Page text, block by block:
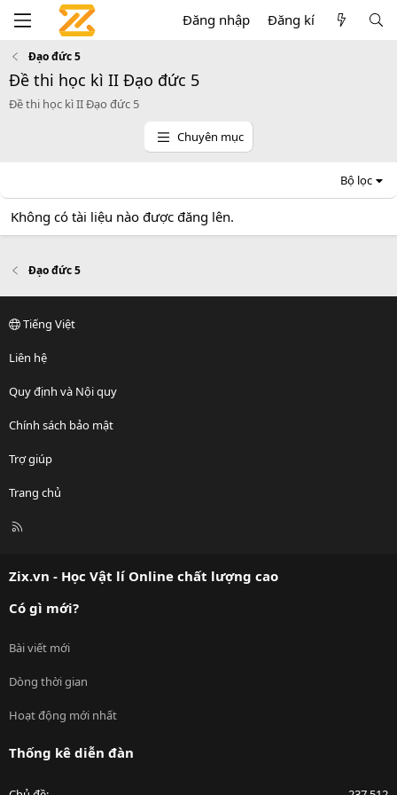
Đăng nhập Đăng kí
Đạo đức 5
Đề thi học kì II Đạo đức 5
Đề thi học kì II Đạo đức 5
Chuyên mục
Bộ lọc
Không có tài liệu nào được đăng lên.
Đạo đức 5
Tiếng Việt
Liên hệ
Quy định và Nội quy
Chính sách bảo mật
Trợ giúp
Trang chủ
R
Zix.vn - Học Vật lí Online chất lượng cao
Có gì mới?
Bài viết mới
Dòng thời gian
Hoạt động mới nhất
Thống kê diễn đàn